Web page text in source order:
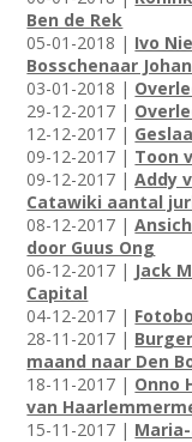
Ben de Rek
05-01-2018 | Ivo
Bosschenaar
03-01-2018 |
29-12-2017 |
12-12-2017 |
09-12-2017 | Toon
09-12-2017 |Addy
Catawiki aantal
08-12-2017 |
door Guus Ong
06-12-2017 | Jack
Capital
04-12-2017 |
28-11-2017 |
maand naar Den
18-11-2017 | Onno
van
15-11-2017 |